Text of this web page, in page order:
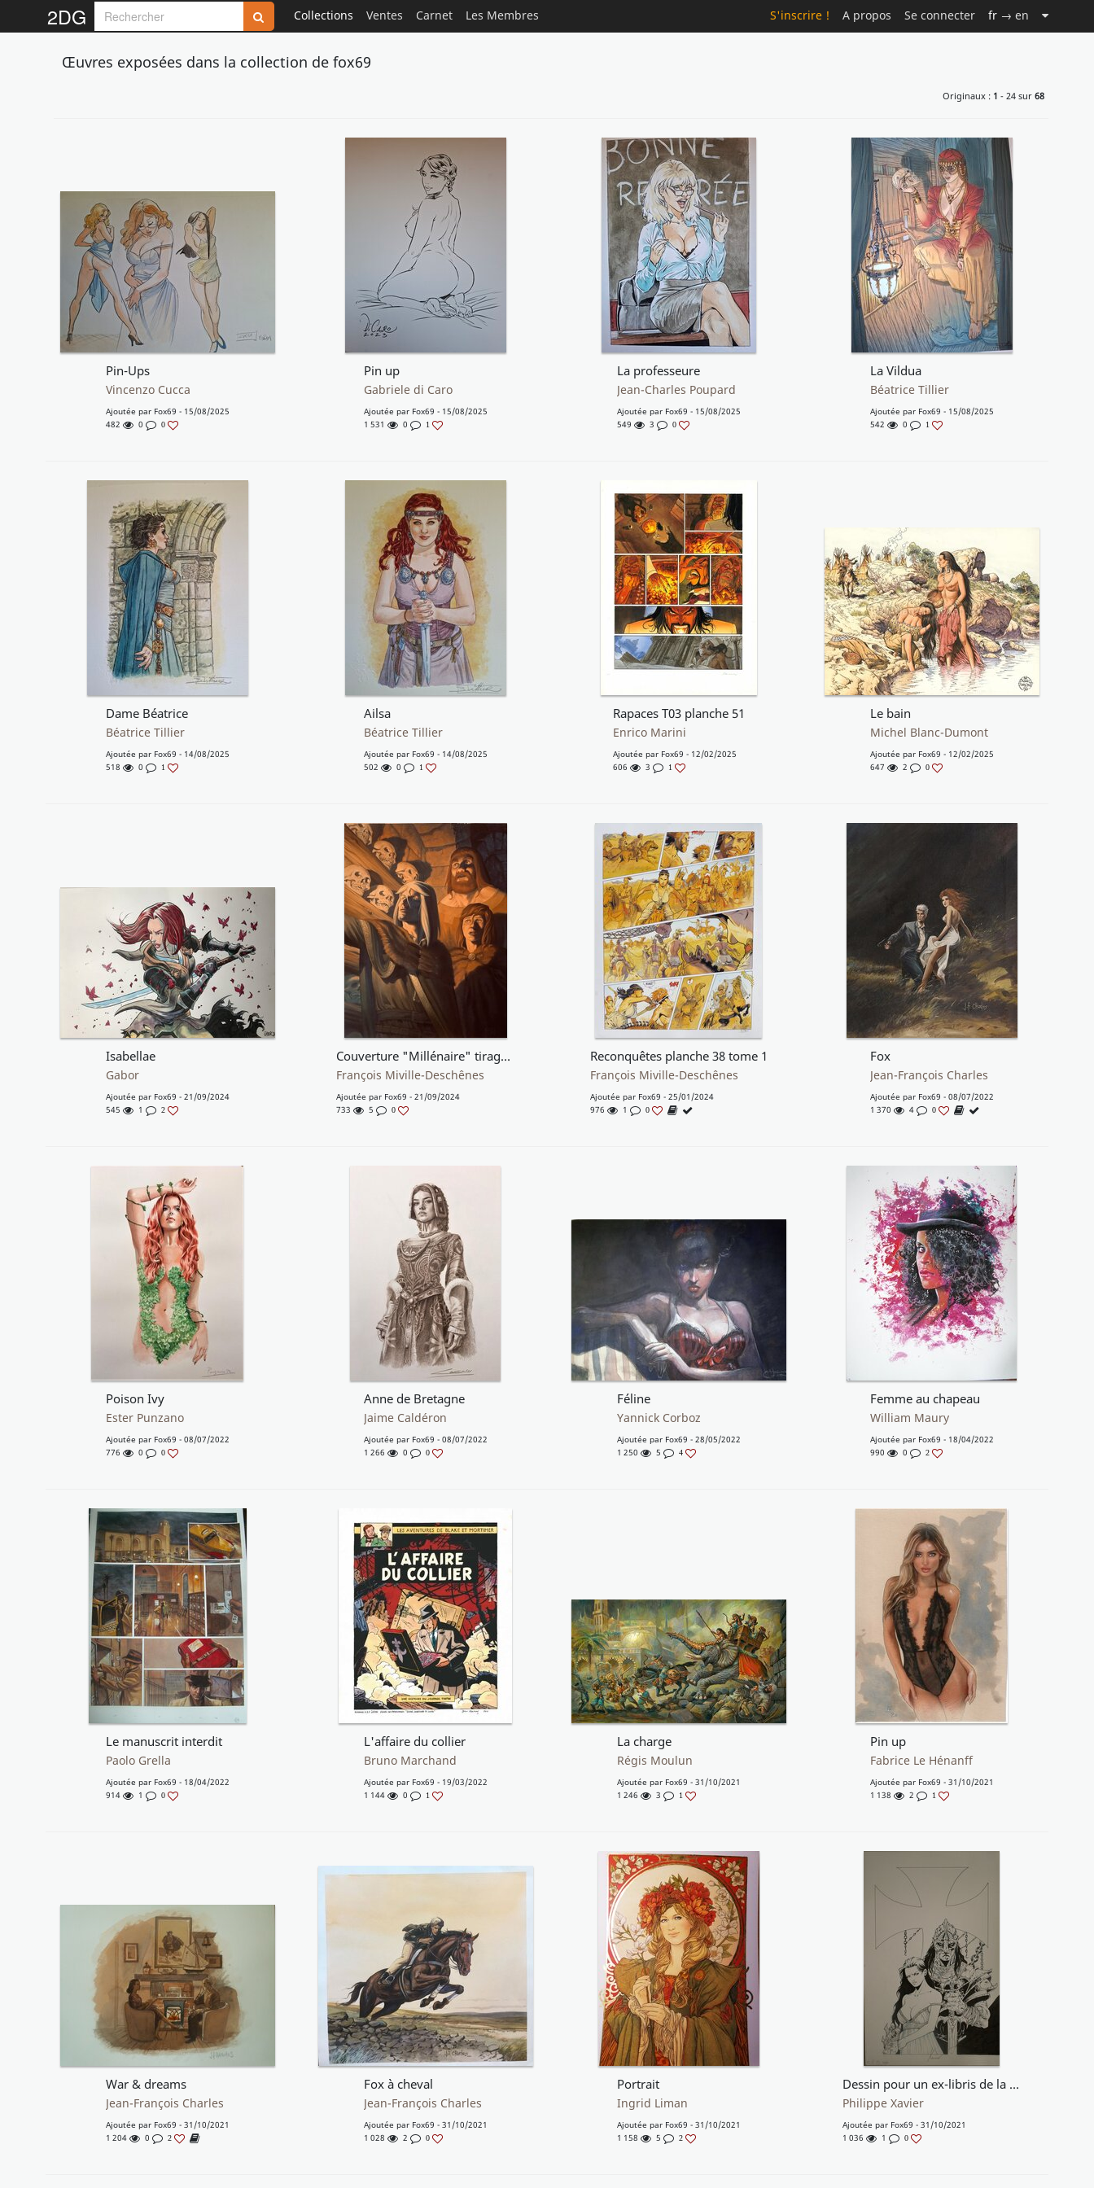
2DG Collections Ventes Carnet Les Membres S'inscrire ! A propos Se connecter fr → en
Œuvres exposées dans la collection de fox69
Originaux : 1 - 24 sur 68
Pin-Ups
Vincenzo Cucca
Ajoutée par Fox69 - 15/08/2025
482
0 0
Pin up
Gabriele di Caro
Ajoutée par Fox69 - 15/08/2025
1 531
0 1
La professeure
Jean-Charles Poupard
Ajoutée par Fox69 - 15/08/2025
549
3 0
La Vildua
Béatrice Tillier
Ajoutée par Fox69 - 15/08/2025
542
0 1
Dame Béatrice
Béatrice Tillier
Ajoutée par Fox69 - 14/08/2025
518
0 1
Ailsa
Béatrice Tillier
Ajoutée par Fox69 - 14/08/2025
502
0 1
Rapaces T03 planche 51
Enrico Marini
Ajoutée par Fox69 - 12/02/2025
606
3 1
Le bain
Michel Blanc-Dumont
Ajoutée par Fox69 - 12/02/2025
647
2 0
Isabellae
Gabor
Ajoutée par Fox69 - 21/09/2024
545
1 2
Couverture "Millénaire" tirage de luxe tome 2
François Miville-Deschênes
Ajoutée par Fox69 - 21/09/2024
733
5 0
Reconquêtes planche 38 tome 1
François Miville-Deschênes
Ajoutée par Fox69 - 25/01/2024
976
1 0
Fox
Jean-François Charles
Ajoutée par Fox69 - 08/07/2022
1 370
4 0
Poison Ivy
Ester Punzano
Ajoutée par Fox69 - 08/07/2022
776
0 0
Anne de Bretagne
Jaime Caldéron
Ajoutée par Fox69 - 08/07/2022
1 266
0 0
Féline
Yannick Corboz
Ajoutée par Fox69 - 28/05/2022
1 250
5 4
Femme au chapeau
William Maury
Ajoutée par Fox69 - 18/04/2022
990
0 2
Le manuscrit interdit
Paolo Grella
Ajoutée par Fox69 - 18/04/2022
914
1 0
L'affaire du collier
Bruno Marchand
Ajoutée par Fox69 - 19/03/2022
1 144
0 1
La charge
Régis Moulun
Ajoutée par Fox69 - 31/10/2021
1 246
3 1
Pin up
Fabrice Le Hénanff
Ajoutée par Fox69 - 31/10/2021
1 138
2 1
War & dreams
Jean-François Charles
Ajoutée par Fox69 - 31/10/2021
1 204
0 2
Fox à cheval
Jean-François Charles
Ajoutée par Fox69 - 31/10/2021
1 028
2 0
Portrait
Ingrid Liman
Ajoutée par Fox69 - 31/10/2021
1 158
5 2
Dessin pour un ex-libris de la séri "Croisade"
Philippe Xavier
Ajoutée par Fox69 - 31/10/2021
1 036
1 0